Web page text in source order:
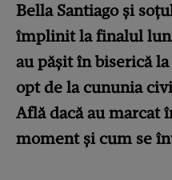
Bella Santiago și
împlinit la finalul
au pășit în biserică
opt de la cununia
Află dacă au marcat
moment și cum se